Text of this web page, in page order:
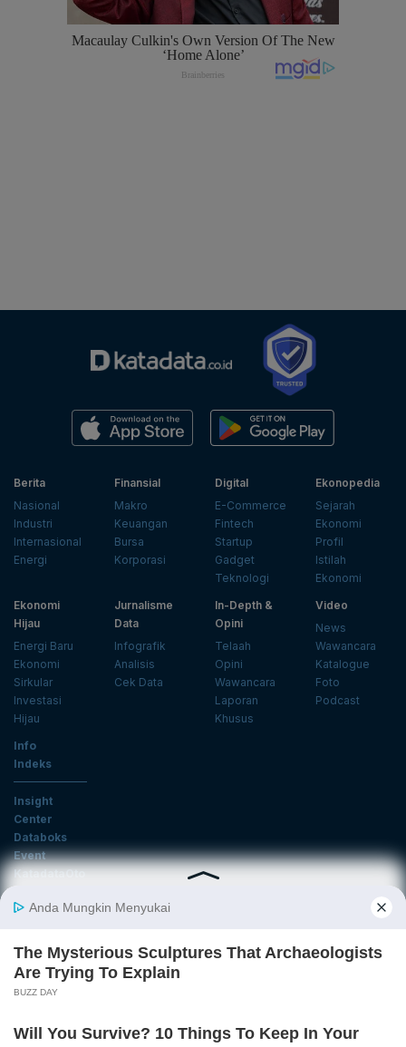
Berita
Nasional
Industri
Internasional
Energi
Finansial
Makro
Keuangan
Bursa
Korporasi
Digital
E-Commerce
Fintech
Startup
Gadget
Teknologi
Ekonopedia
Sejarah
Ekonomi
Profil
Istilah
Ekonomi
Ekonomi
Hijau
Energi Baru
Ekonomi
Sirkular
Investasi
Hijau
Jurnalisme
Data
Infografik
Analisis
Cek Data
In-Depth &
Opini
Telaah
Opini
Wawancara
Laporan
Khusus
Video
News
Wawancara
Katalogue
Foto
Podcast
Info
Indeks
Insight
Center
Databoks
Event
KatadataOto
Email
Daftar